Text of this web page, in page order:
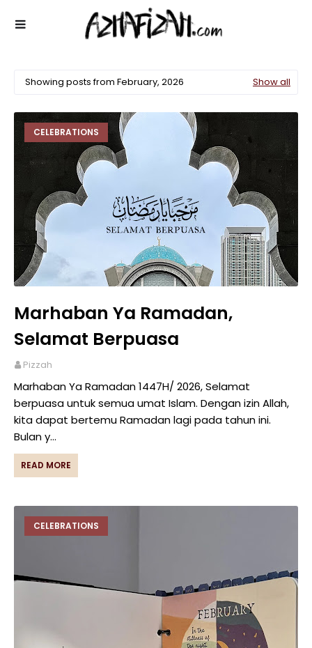
Showing posts from February, 2026 Show all
CELEBRATIONS
Marhaban Ya Ramadan,
Selamat Berpuasa
Pizzah
Marhaban Ya Ramadan 1447H/ 2026, Selamat
berpuasa untuk semua umat Islam. Dengan izin Allah,
kita dapat bertemu Ramadan lagi pada tahun ini.
Bulan y…
READ MORE
CELEBRATIONS